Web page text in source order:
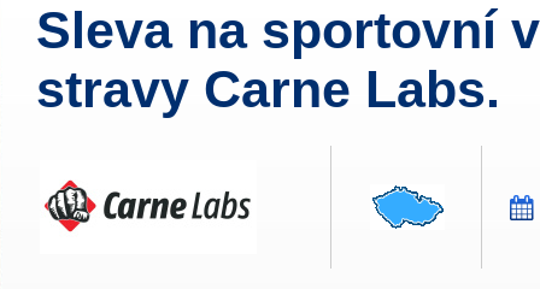
Sleva na sportovní
stravy Carne Labs.